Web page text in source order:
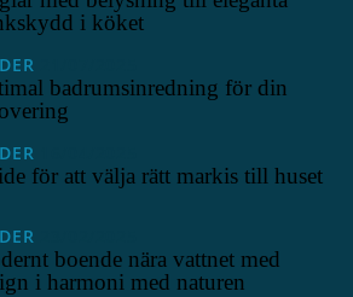
i köket
badrumsinredning för din
för att välja rätt markis till huset
boende nära vattnet med
i harmoni med naturen